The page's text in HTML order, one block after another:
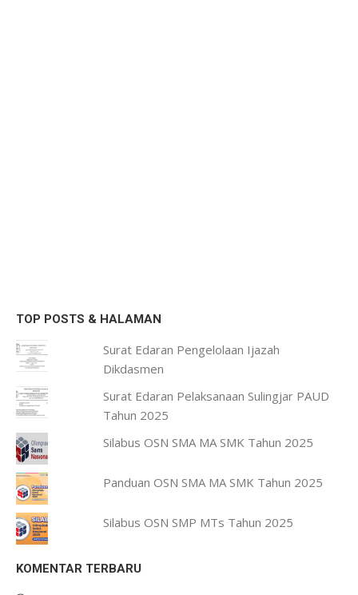
TOP POSTS & HALAMAN
Surat Edaran Pengelolaan Ijazah
Dikdasmen
Surat Edaran Pelaksanaan Sulingjar PAUD
Tahun 2025
Silabus OSN SMA MA SMK Tahun 2025
Panduan OSN SMA MA SMK Tahun 2025
Silabus OSN SMP MTs Tahun 2025
KOMENTAR TERBARU